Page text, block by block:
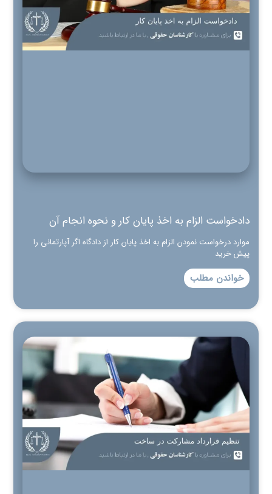
دادخواست الزام به اخذ پایان کار و نحوه انجام آن
موارد درخواست نمودن الزام به اخذ پایان کار از دادگاه اگر آپارتمانی را
پیش خرید
خواندن مطلب